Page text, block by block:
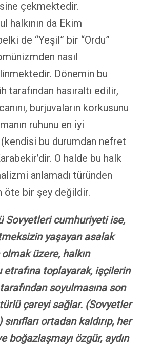
çekmektedir.
halkının da Ekim
de “Yeşil” bir “Ordu”
nasıl
Dönemin bu
hasıraltı edilir,
burjuvaların korkusunu
ruhunu en iyi
bu durumdan nefret
O halde bu halk
anlamadı türünden
öte bir şey değildir.
Sovyetleri cumhuriyeti ise,
yaşayan asalak
olmak üzere, halkın
etrafına toplayarak, işçilerin
soyulmasına son
çareyi sağlar. (Sovyetler
ortadan kaldırıp, her
boğazlaşmayı özgür, aydın